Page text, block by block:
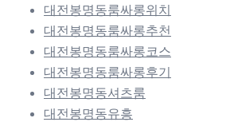
대전봉명동룸싸롱위치
대전봉명동룸싸롱추천
대전봉명동룸싸롱코스
대전봉명동룸싸롱후기
대전봉명동셔츠룸
대전봉명동유흥